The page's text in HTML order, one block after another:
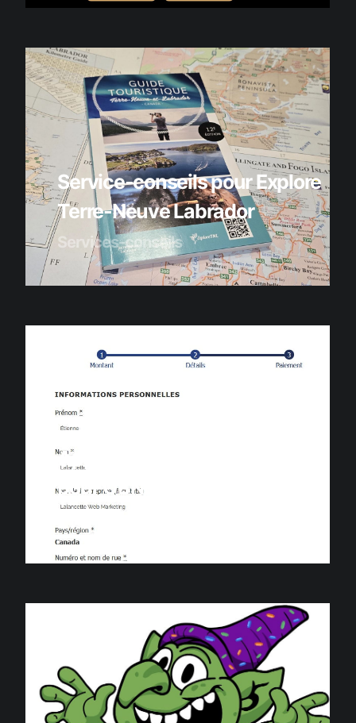
Service-conseils pour Explore
Terre-Neuve Labrador
Services-conseils
Application de récolte de don
pour OBNL